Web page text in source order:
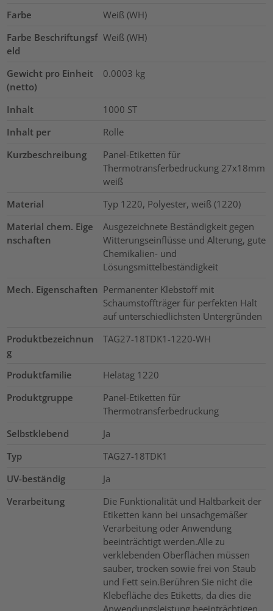
Farbe
Weiß (WH)
Farbe Beschriftungsf
eld
Weiß (WH)
Gewicht pro Einheit
(netto)
0.0003 kg
Inhalt 1000 ST
Inhalt per
Rolle
Kurzbeschreibung
Panel-Etiketten für
Thermotransferbedruckung 27x18mm
weiß
Material
Typ 1220, Polyester, weiß (1220)
Material chem. Eige
nschaften
Ausgezeichnete Beständigkeit gegen
Witterungseinflüsse und Alterung, gute
Chemikalien- und
Lösungsmittelbeständigkeit
Mech. Eigenschaften Permanenter Klebstoff mit
Schaumstoffträger für perfekten Halt
auf unterschiedlichsten Untergründen
Produktbezeichnun
g
TAG27-18TDK1-1220-WH
Produktfamilie
Helatag 1220
Produktgruppe
Panel-Etiketten für
Thermotransferbedruckung
Selbstklebend
Ja
Typ
TAG27-18TDK1
UV-beständig
Ja
Verarbeitung
Die Funktionalität und Haltbarkeit der
Etiketten kann bei unsachgemäßer
Verarbeitung oder Anwendung
beeinträchtigt werden.Alle zu
verklebenden Oberflächen müssen
sauber, trocken sowie frei von Staub
und Fett sein.Berühren Sie nicht die
Klebefläche des Etiketts, da dies die
Anwendungsleistung beeinträchtigen